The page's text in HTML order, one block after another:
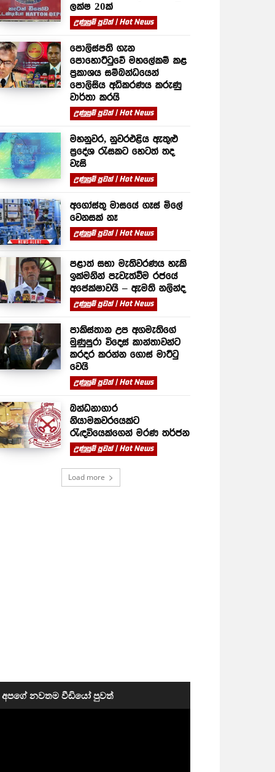
ලක්ෂ 20ක්
උණුසුම් පුවත් | Hot News
පොලිස්පති ගැන
පොහොට්ටුවේ මහලේකම් කළ
ප්‍රකාශය සම්බන්ධයෙන්
පොලිසිය අධිකරණය කරුණු
වාර්තා කරයි
උණුසුම් පුවත් | Hot News
මහනුවර, නුවරඑළිය ඇතුළු
ප්‍රදේශ රැසකට හෙටත් තද
වැසි
උණුසුම් පුවත් | Hot News
අගෝස්තු මාසයේ ගෑස් මිලේ
වෙනසක් නෑ
උණුසුම් පුවත් | Hot News
පළාත් සභා මැතිවරණය හැකි
ඉක්මනින් පැවැත්වීම රජයේ
අපේක්ෂාවයි – ඇමති නලින්ද
උණුසුම් පුවත් | Hot News
පාකිස්තාන උප අගමැතිගේ
මුණුපුරා විදෙස් කාන්තාවන්ට
කරදර කරන්න ගොස් මාට්ටු
වෙයි
උණුසුම් පුවත් | Hot News
බන්ධනාගාර
නියාමකවරයෙක්ට
රැඳවියෙක්ගෙන් මරණ තර්ජන
උණුසුම් පුවත් | Hot News
Load more
අපගේ නවතම වීඩියෝ පුවත්